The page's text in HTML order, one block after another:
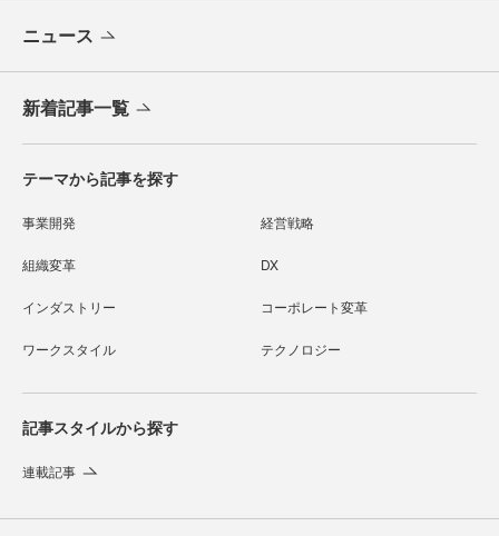
ニュース
新着記事一覧
テーマから記事を探す
事業開発 経営戦略
組織変革 DX
インダストリー コーポレート変革
ワークスタイル テクノロジー
記事スタイルから探す
連載記事